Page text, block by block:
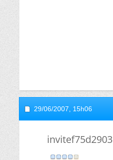
29/06/2007, 15h06
invitef75d2903